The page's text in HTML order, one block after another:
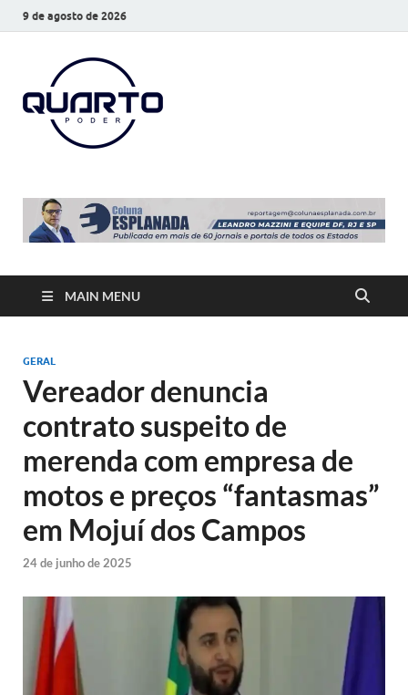
9 de agosto de 2026
MAIN MENU
GERAL
Vereador denuncia
contrato suspeito de
merenda com empresa de
motos e preços “fantasmas”
em Mojuí dos Campos
24 de junho de 2025